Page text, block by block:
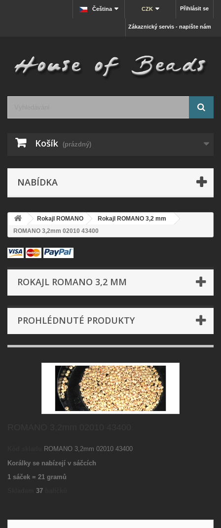
Přihlásit se
CZK
Čeština
Zákaznický servis - napište nám
Košík (prázdný)
NABÍDKA
Rokajl ROMANO
Rokajl ROMANO 3,2 mm
ROMANO 3,2mm 02010 43400
ROKAJL ROMANO 3,2 MM
PROHLÉDNUTÉ PRODUKTY
ROMANO 3,2mm 02010 43400
Korálky se nabízejí v sáčcích
1 sáček = 21 gramů
37